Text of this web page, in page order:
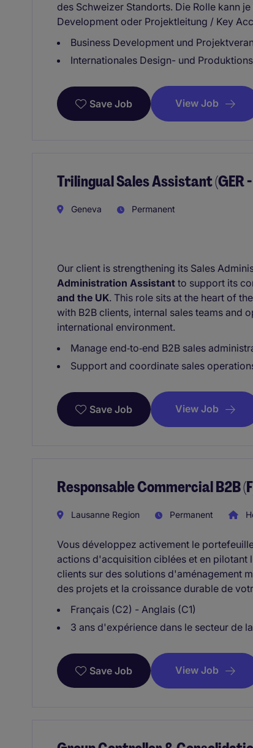
des Schweizer Standorts. Die Rolle kann
Development oder Projektleitung / Key
Business Development und
Internationales Design- und
Save Job View Job
Trilingual Sales Assistant (GER -
Geneva Permanent
Our client is strengthening its Sales
Administration Assistant to support its
and the UK. This role sits at the heart of
with B2B clients, internal sales teams and
international environment.
Manage end‑to‑end B2B sales
Support and coordinate sales
Save Job View Job
Responsable Commercial B2B
Lausanne Region Permanent
Vous développez activement le
actions d'acquisition ciblées et en pilotant
clients sur des solutions d'aménagement
des projets et la croissance durable de
Français (C2) - Anglais (C1)
3 ans d'expérience dans le secteur de
Save Job View Job